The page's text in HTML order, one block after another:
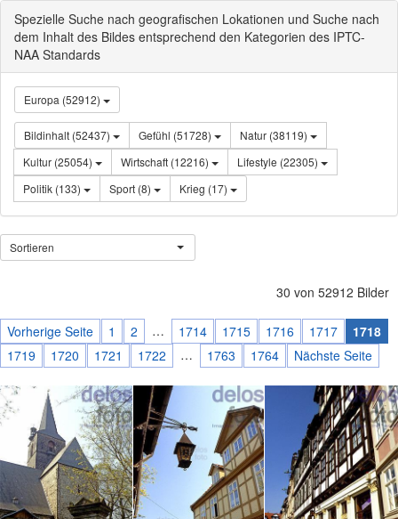
Spezielle Suche nach geografischen Lokationen und Suche nach
dem Inhalt des Bildes entsprechend den Kategorien des IPTC-
NAA Standards
Europa (52912)
Bildinhalt (52437) Gefühl (51728)
Natur (38119)
Kultur (25054)
Wirtschaft (12216)
Lifestyle (22305)
Politik (133)
Sport (8) Krieg (17)
Sortieren
30 von 52912 Bilder
Vorherige Seite 1 2 … 1714 1715 1716 1717
1718
1719
1720 1721 1722 … 1763 1764 Nächste Seite